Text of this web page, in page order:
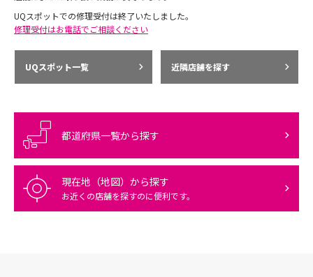
UQスポットでの修理受付は終了いたしました。
修理受付はお電話でご相談ください
UQスポット一覧 近隣店舗を探す
都道府県一覧から探す
現在地（地図）から探す
お近くの店舗を探すのに便利です。